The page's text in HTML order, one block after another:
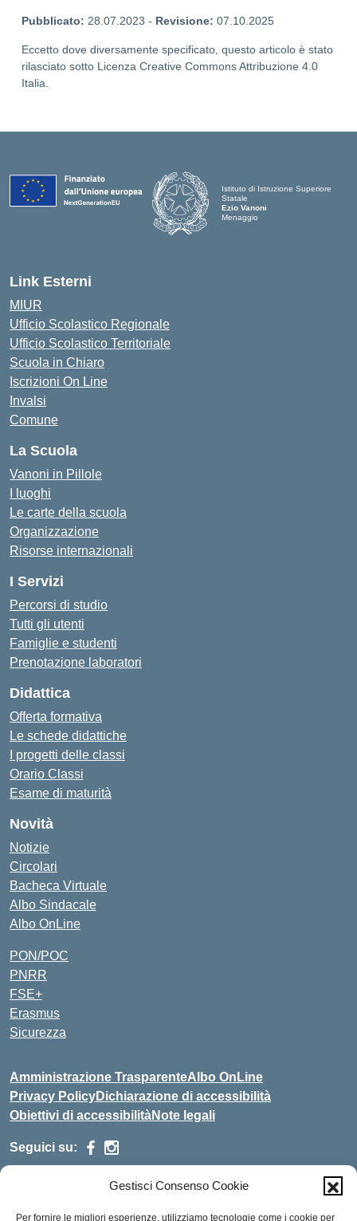
Gestisci Consenso Cookie
Per fornire le migliori esperienze, utilizziamo tecnologie come i cookie per
Pubblicato: 28.07.2023 - Revisione: 07.10.2025
Eccetto dove diversamente specificato, questo articolo è stato
rilasciato sotto Licenza Creative Commons Attribuzione 4.0
Italia.
Istituto di Istruzione Superiore
Statale
Ezio Vanoni
Menaggio
Link Esterni
MIUR
Ufficio Scolastico Regionale
Ufficio Scolastico Territoriale
Scuola in Chiaro
Iscrizioni On Line
Invalsi
Comune
La Scuola
Vanoni in Pillole
I luoghi
Le carte della scuola
Organizzazione
Risorse internazionali
I Servizi
Percorsi di studio
Tutti gli utenti
Famiglie e studenti
Prenotazione laboratori
Didattica
Offerta formativa
Le schede didattiche
I progetti delle classi
Orario Classi
Esame di maturità
Novità
Notizie
Circolari
Bacheca Virtuale
Albo Sindacale
Albo OnLine
PON/POC
PNRR
FSE+
Erasmus
Sicurezza
Amministrazione TrasparenteAlbo OnLine
Privacy PolicyDichiarazione di accessibilità
Obiettivi di accessibilitàNote legali
Seguici su:
Centralino:+39 0344.32.539 Email:cois00100g@istruzione.it